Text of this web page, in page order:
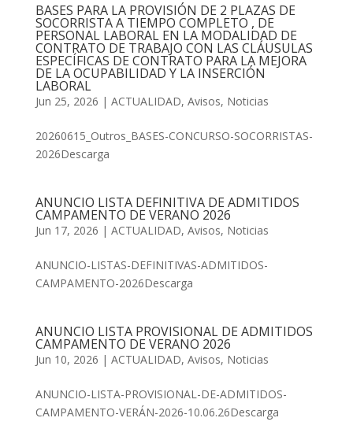
BASES PARA LA PROVISIÓN DE 2 PLAZAS DE
SOCORRISTA A TIEMPO COMPLETO , DE
PERSONAL LABORAL EN LA MODALIDAD DE
CONTRATO DE TRABAJO CON LAS CLÁUSULAS
ESPECÍFICAS DE CONTRATO PARA LA MEJORA
DE LA OCUPABILIDAD Y LA INSERCIÓN
LABORAL
Jun 25, 2026 | ACTUALIDAD, Avisos, Noticias
20260615_Outros_BASES-CONCURSO-SOCORRISTAS-
2026Descarga
ANUNCIO LISTA DEFINITIVA DE ADMITIDOS
CAMPAMENTO DE VERANO 2026
Jun 17, 2026 | ACTUALIDAD, Avisos, Noticias
ANUNCIO-LISTAS-DEFINITIVAS-ADMITIDOS-
CAMPAMENTO-2026Descarga
ANUNCIO LISTA PROVISIONAL DE ADMITIDOS
CAMPAMENTO DE VERANO 2026
Jun 10, 2026 | ACTUALIDAD, Avisos, Noticias
ANUNCIO-LISTA-PROVISIONAL-DE-ADMITIDOS-
CAMPAMENTO-VERÁN-2026-10.06.26Descarga